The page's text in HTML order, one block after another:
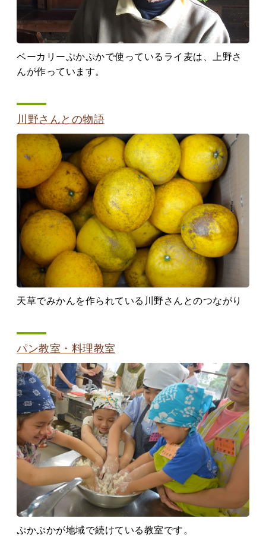
ベーカリーぷかぷかで使っているライ麦は、上野さ
んが作っています。
川野さんとの物語
天草でみかんを作られている川野さんとのつながり
パン教室・料理教室
ぷかぷかが地域で続けている教室です。